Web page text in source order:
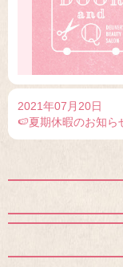
2021年07月20日
🍉夏期休暇のお知ら